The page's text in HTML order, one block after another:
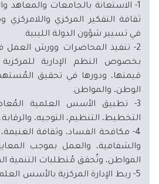
1- الاستعانة بالجامعات والمعاهد
ثقافة التفكير المركزي واللامركزي
في تسيير شؤون الدولة الليبية.
2- تنفيذ المحاضرات وورش العمل
بخصوص النظم الإدارية للمركزية
قيمتها، ودورها في تحقيق
الوطن، والمواطن.
3- تطبيق الأسس العلمية
التخطيط، التنظيم، التوجيه، والرقابة.
4- مكافحة الفساد، وثقافة
والشفافية، والعمل بموجب
المواطن، وتُحقق مُتطلبات التنمية
5- ربط الإدارة المركزية بالأسس